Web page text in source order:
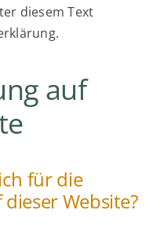
diesem Text
auf
für die
Website?